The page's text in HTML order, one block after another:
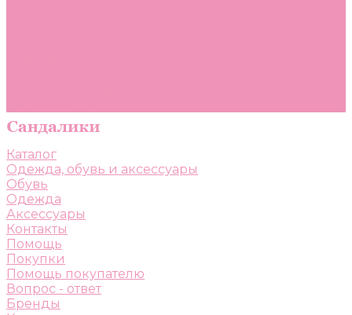
Каталог
Одежда, обувь и аксессуары
Обувь
Одежда
Аксессуары
Контакты
Помощь
Покупки
Помощь покупателю
Вопрос - ответ
Бренды